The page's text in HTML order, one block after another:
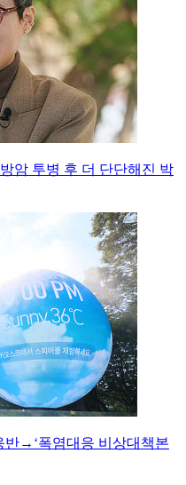
암 투병 후 더 단단해진 박
반→‘폭염대응 비상대책본